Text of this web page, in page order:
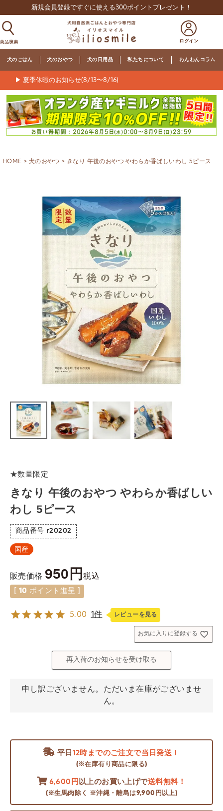
新規会員登録ですぐに使える300ポイントプレゼント！
犬のごはん 犬のおやつ 犬の日用品 私たちについて わんわんコラム
▶ 夏季休暇のお知らせ(8/13〜8/16)
HOME 犬のおやつ きなり 午後のおやつ やわらか香ばしいわし 5ピース
★数量限定
きなり 午後のおやつ やわらか香ばしい
わし 5ピース
商品番号 r20202
国産
販売価格 950 税込
10 ポイント進呈 ]
5.00 1件 レビューを見る
お気に入りに登録する
再入荷のお知らせを受け取る
申し訳ございません。ただいま在庫がございませ
ん。
平日 12時までのご注文で当日発送！
(※在庫有り商品に限る)
6,600円 以上のお買い上げで送料無料！
(※生馬肉除く ※沖縄・離島は9,900円以上)